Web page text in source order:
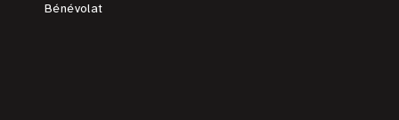
Bénévolat